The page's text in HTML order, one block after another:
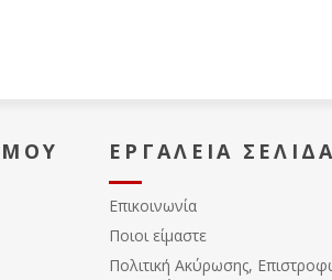
ΕΡΓΑΛΕΊΑ
Επικοινωνία
Ποιοι είμαστε
Πολιτική Ακύρωσης,